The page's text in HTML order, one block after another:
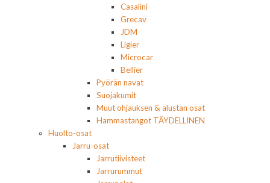
Casalini
Grecav
JDM
Ligier
Microcar
Bellier
Pyörän navat
Suojakumit
Muut ohjauksen & alustan osat
Hammastangot TÄYDELLINEN
Huolto-osat
Jarru-osat
Jarrutiivisteet
Jarrurummut